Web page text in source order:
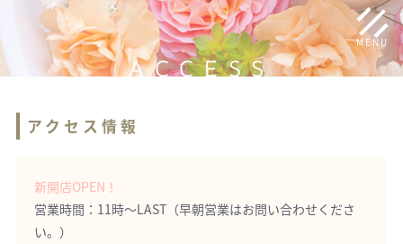
MENU
ACCESS
アクセス情報
新開店OPEN！
営業時間：11時～LAST（早朝営業はお問い合わせくださ
い。）